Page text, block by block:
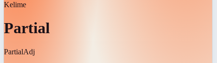
Kelime
Partial
PartialAdj